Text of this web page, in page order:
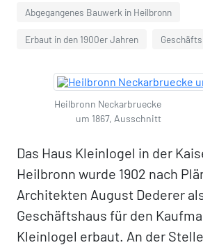
Abgegangenes Bauwerk in Heilbronn
Erbaut in den 1900er Jahren
Heilbronn Neckarbruecke
um 1867, Ausschnitt
Das Haus Kleinlogel in der
Heilbronn wurde 1902 nach
Architekten August Dederer
Geschäftshaus für den
Kleinlogel erbaut. An der